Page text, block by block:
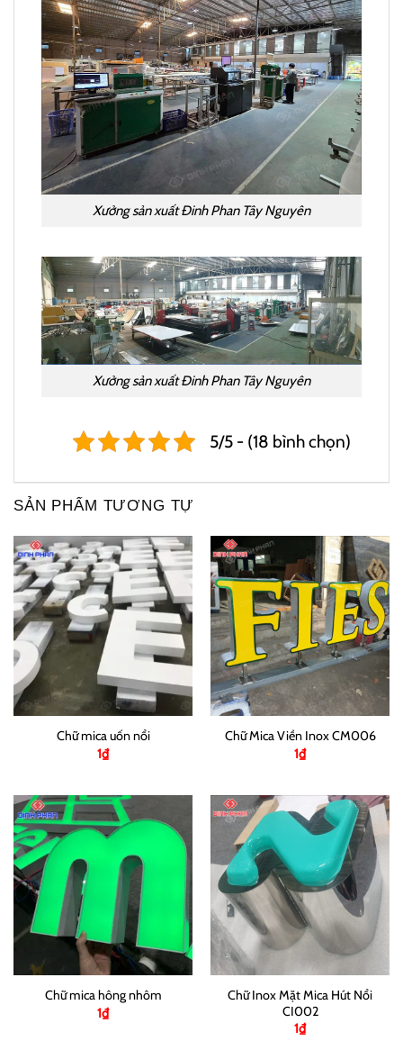
Xưởng sản xuất Đinh Phan Tây Nguyên
Xưởng sản xuất Đinh Phan Tây Nguyên
5/5 - (18 bình chọn)
SẢN PHẨM TƯƠNG TỰ
Chữ mica uốn nổi
1₫
Chữ Mica Viền Inox CM006
1₫
Chữ mica hông nhôm
1₫
Chữ Inox Mặt Mica Hút Nổi
CI002
1₫